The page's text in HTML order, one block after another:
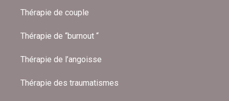
Thérapie de couple
Thérapie de “burnout “
Thérapie de l’angoisse
Thérapie des traumatismes